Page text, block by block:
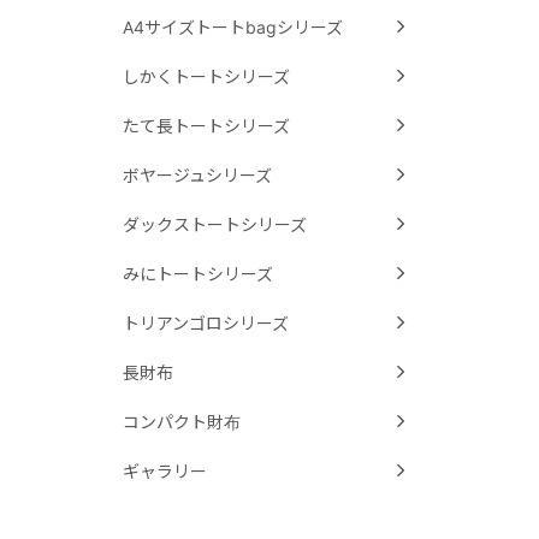
A4サイズトートbagシリーズ
しかくトートシリーズ
たて長トートシリーズ
ボヤージュシリーズ
ダックストートシリーズ
みにトートシリーズ
トリアンゴロシリーズ
長財布
コンパクト財布
ギャラリー